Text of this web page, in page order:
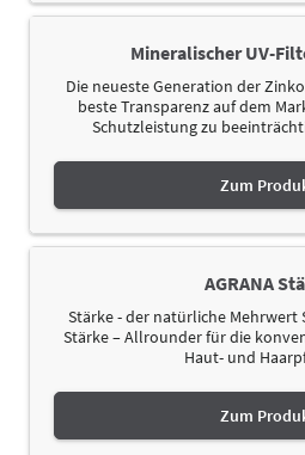
Mineralischer UV-
Die neueste Generation der
beste Transparenz auf dem
Schutzleistung zu
Zum
AGRANA
Stärke - der natürliche
Stärke – Allrounder für die
Haut- und
Zum